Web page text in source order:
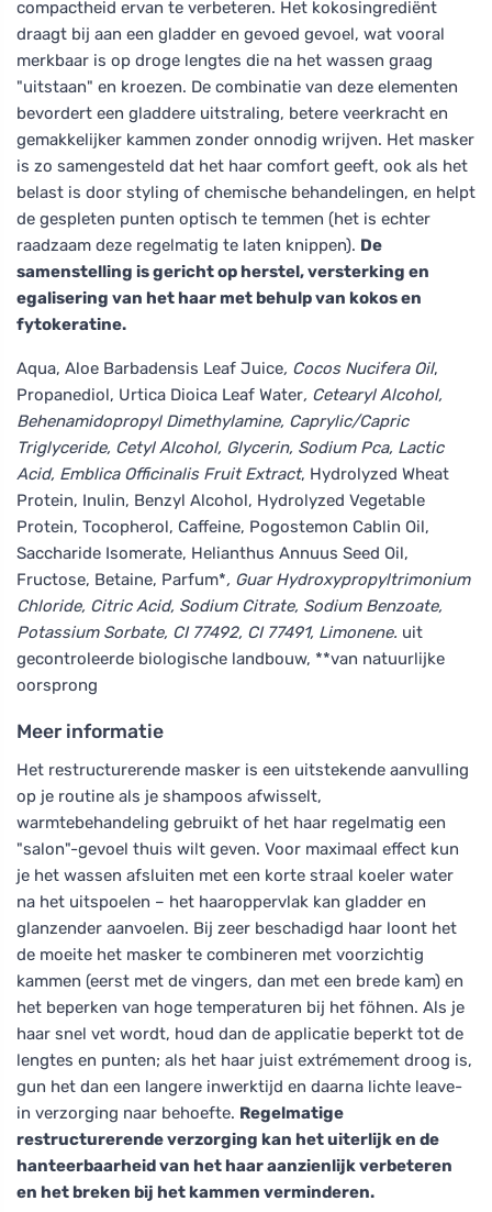
compactheid ervan te verbeteren. Het kokosingrediënt
draagt bij aan een gladder en gevoed gevoel, wat vooral
merkbaar is op droge lengtes die na het wassen graag
"uitstaan" en kroezen. De combinatie van deze elementen
bevordert een gladdere uitstraling, betere veerkracht en
gemakkelijker kammen zonder onnodig wrijven. Het masker
is zo samengesteld dat het haar comfort geeft, ook als het
belast is door styling of chemische behandelingen, en helpt
de gespleten punten optisch te temmen (het is echter
raadzaam deze regelmatig te laten knippen). De
samenstelling is gericht op herstel, versterking en
egalisering van het haar met behulp van kokos en
fytokeratine.
Aqua, Aloe Barbadensis Leaf Juice, Cocos Nucifera Oil,
Propanediol, Urtica Dioica Leaf Water, Cetearyl Alcohol,
Behenamidopropyl Dimethylamine, Caprylic/Capric
Triglyceride, Cetyl Alcohol, Glycerin, Sodium Pca, Lactic
Acid, Emblica Officinalis Fruit Extract, Hydrolyzed Wheat
Protein, Inulin, Benzyl Alcohol, Hydrolyzed Vegetable
Protein, Tocopherol, Caffeine, Pogostemon Cablin Oil,
Saccharide Isomerate, Helianthus Annuus Seed Oil,
Fructose, Betaine, Parfum*, Guar Hydroxypropyltrimonium
Chloride, Citric Acid, Sodium Citrate, Sodium Benzoate,
Potassium Sorbate, CI 77492, CI 77491, Limonene. uit
gecontroleerde biologische landbouw, **van natuurlijke
oorsprong
Meer informatie
Het restructurerende masker is een uitstekende aanvulling
op je routine als je shampoos afwisselt,
warmtebehandeling gebruikt of het haar regelmatig een
"salon"-gevoel thuis wilt geven. Voor maximaal effect kun
je het wassen afsluiten met een korte straal koeler water
na het uitspoelen – het haaroppervlak kan gladder en
glanzender aanvoelen. Bij zeer beschadigd haar loont het
de moeite het masker te combineren met voorzichtig
kammen (eerst met de vingers, dan met een brede kam) en
het beperken van hoge temperaturen bij het föhnen. Als je
haar snel vet wordt, houd dan de applicatie beperkt tot de
lengtes en punten; als het haar juist extrémement droog is,
gun het dan een langere inwerktijd en daarna lichte leave-
in verzorging naar behoefte. Regelmatige
restructurerende verzorging kan het uiterlijk en de
hanteerbaarheid van het haar aanzienlijk verbeteren
en het breken bij het kammen verminderen.